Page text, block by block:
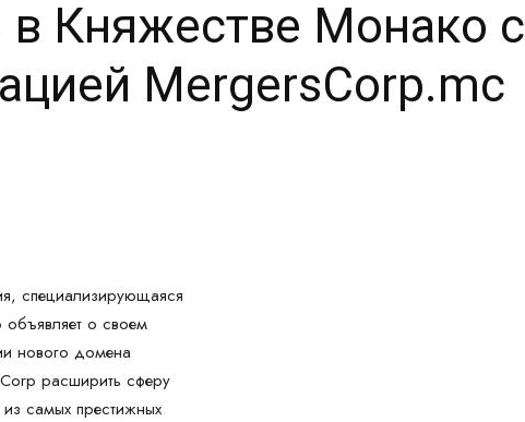
в Княжестве Монако с
MergersCorp.mc
специализирующаяся
о своем
нового домена
расширить сферу
самых престижных